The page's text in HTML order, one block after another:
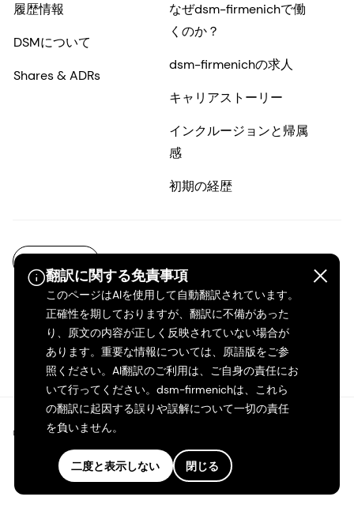
翻訳に関する免責事項
このページはAIを使用して自動翻訳されています。
正確性を期しておりますが、翻訳に不備があった
り、原文の内容が正しく反映されていない場合が
あります。重要な情報については、原語版をご参
照ください。AI翻訳のご利用は、ご自身の責任にお
いて行ってください。dsm-firmenichは、これら
の翻訳に起因する誤りや誤解について一切の責任
を負いません。
二度と表示しない 閉じる
履歴情報
DSMについて
Shares & ADRs
なぜdsm-firmenichで働
くのか？
dsm-firmenichの求人
キャリアストーリー
インクルージョンと帰属
感
初期の経歴
©2026 dsm-firmenich。無断転載・複製を禁じます。
プライバシーポリシー